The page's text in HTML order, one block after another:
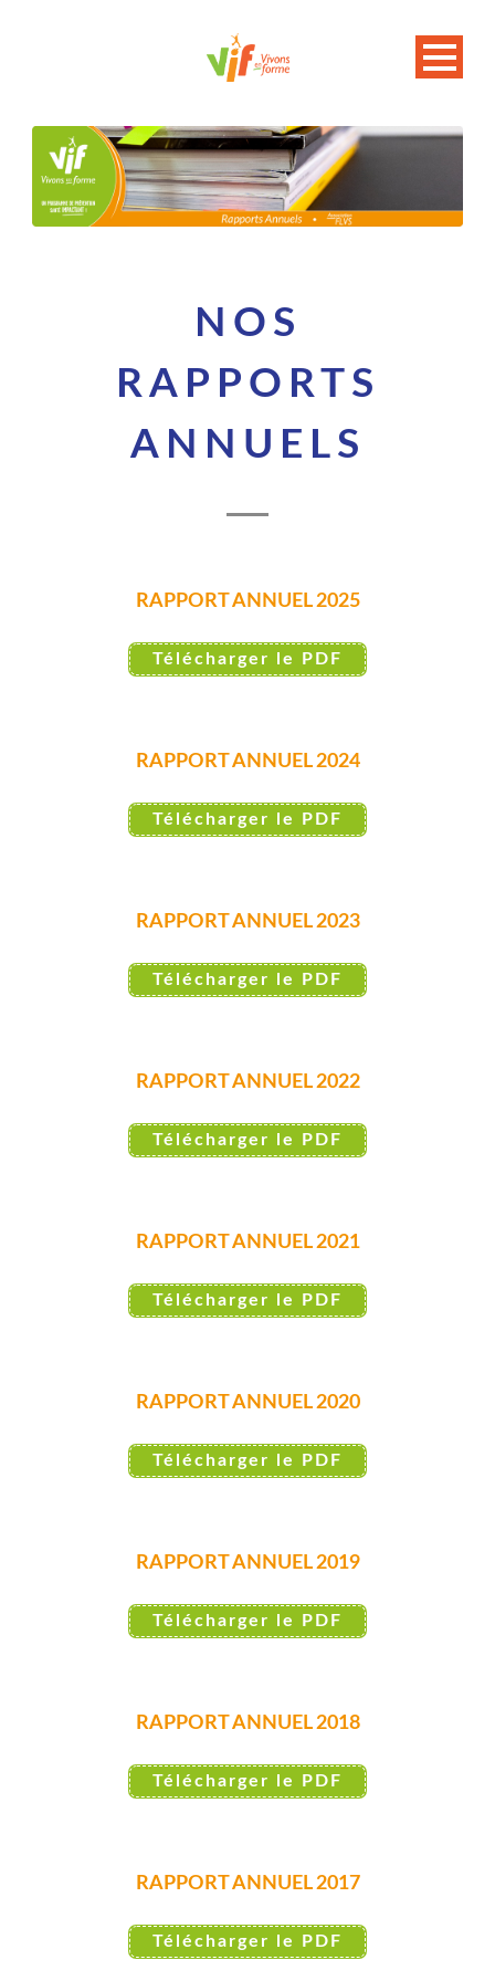
NOS
RAPPORTS
ANNUELS
RAPPORT ANNUEL 2025
Télécharger le PDF
RAPPORT ANNUEL 2024
Télécharger le PDF
RAPPORT ANNUEL 2023
Télécharger le PDF
RAPPORT ANNUEL 2022
Télécharger le PDF
RAPPORT ANNUEL 2021
Télécharger le PDF
RAPPORT ANNUEL 2020
Télécharger le PDF
RAPPORT ANNUEL 2019
Télécharger le PDF
RAPPORT ANNUEL 2018
Télécharger le PDF
RAPPORT ANNUEL 2017
Télécharger le PDF